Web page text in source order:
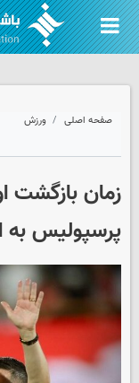
صفحه اصلی ورزش
زمان بازگشت
پرسپولیس